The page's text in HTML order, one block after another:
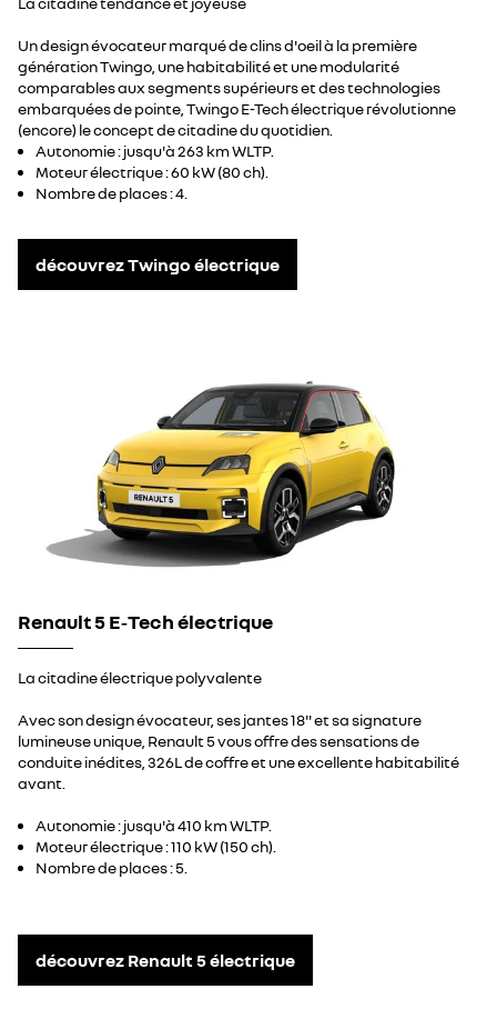
en savoir plus sur l'autonomie
vehicules-electriquesou utiliser des simulateurs comme
https://www.je-roule-en-electrique.fr/pour estimer l’impact
environnemental selon votre usage.
*selon la taille de la batterie et le type de véhicule
Sources
étude publiée le 8 juillet 2025 par le Conseil international des
transports propres (ICCT
council-clean-transportation-
icct,https://theicct.org/publication/electric-cars-life-cycle-
analysis-emissions-europe-jul25/
Un design évocateur marqué de clins d'oeil à la première
génération Twingo, une habitabilité et une modularité
comparables aux segments supérieurs et des technologies
embarquées de pointe, Twingo E-Tech électrique révolutionne
(encore) le concept de citadine du quotidien.
Autonomie : jusqu'à 263 km WLTP.
Moteur électrique : 60 kW (80 ch).
Nombre de places : 4.
découvrez Twingo électrique
Renault 5 E‑Tech électrique
La citadine électrique polyvalente
Avec son design évocateur, ses jantes 18'' et sa signature
lumineuse unique, Renault 5 vous offre des sensations de
conduite inédites, 326L de coffre et une excellente habitabilité
avant.
Autonomie : jusqu'à 410 km WLTP.
Moteur électrique : 110 kW (150 ch).
Nombre de places : 5.
découvrez Renault 5 électrique